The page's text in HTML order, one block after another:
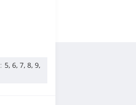
5, 6, 7, 8, 9,